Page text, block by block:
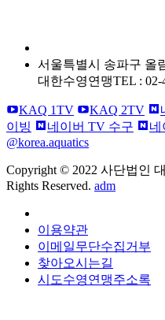
서울특별시 송파구 올
대한수영연맹TEL : 02-
KAQ 1TV KAQ 2TV
이빙
네이버 TV 수구
네
@korea.aquatics
Copyright © 2022 사단법인
Rights Reserved. adm
이용약관
이메일무단수집거부
찾아오시는길
시도수영연맹주소록